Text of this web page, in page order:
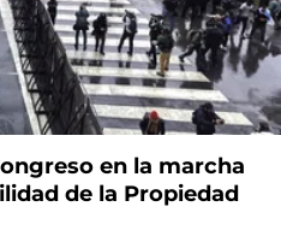
en la marcha
de la Propiedad